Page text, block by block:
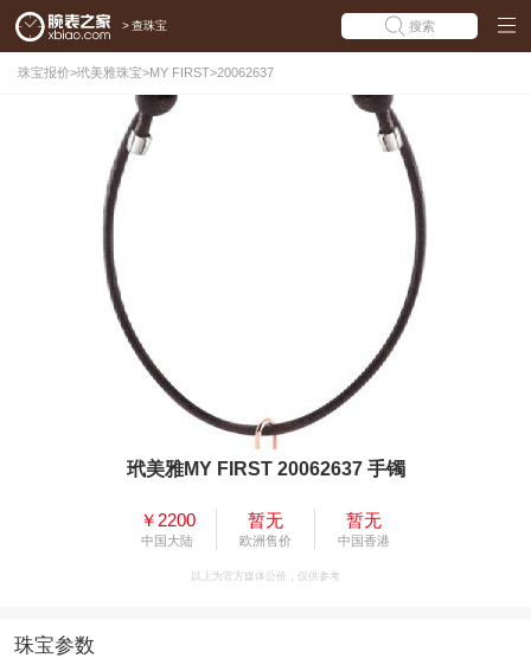
> 查珠宝 搜索
珠宝报价>玳美雅珠宝>MY FIRST>20062637
玳美雅MY FIRST 20062637 手镯
￥2200
中国大陆
暂无
欧洲售价
暂无
中国香港
以上为官方媒体公价，仅供参考
珠宝参数